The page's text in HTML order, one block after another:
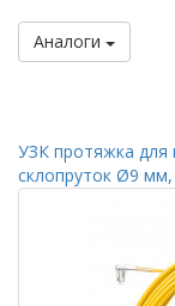
Аналоги
УЗК протяжка для
склопруток Ø9